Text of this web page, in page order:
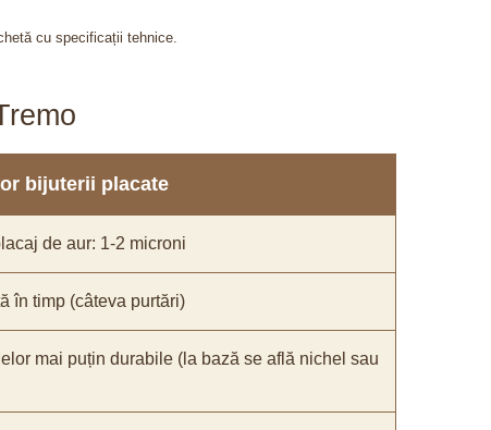
cu specificații tehnice.
bijuterii placate
de aur: 1-2 microni
în timp (câteva purtări)
mai puțin durabile (la bază se află nichel sau